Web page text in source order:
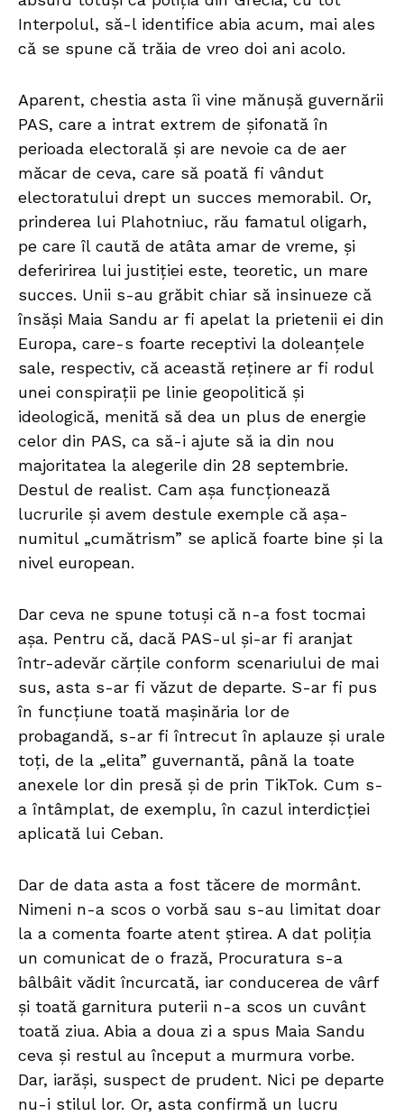
Interpolul, să-l identifice abia acum, mai ales
că se spune că trăia de vreo doi ani acolo.
Aparent, chestia asta îi vine mănușă guvernării
PAS, care a intrat extrem de șifonată în
perioada electorală și are nevoie ca de aer
măcar de ceva, care să poată fi vândut
electoratului drept un succes memorabil. Or,
prinderea lui Plahotniuc, rău famatul oligarh,
pe care îl caută de atâta amar de vreme, și
deferirirea lui justiției este, teoretic, un mare
succes. Unii s-au grăbit chiar să insinueze că
însăși Maia Sandu ar fi apelat la prietenii ei din
Europa, care-s foarte receptivi la doleanțele
sale, respectiv, că această reținere ar fi rodul
unei conspirații pe linie geopolitică și
ideologică, menită să dea un plus de energie
celor din PAS, ca să-i ajute să ia din nou
majoritatea la alegerile din 28 septembrie.
Destul de realist. Cam așa funcționează
lucrurile și avem destule exemple că așa-
numitul „cumătrism” se aplică foarte bine și la
nivel european.
Dar ceva ne spune totuși că n-a fost tocmai
așa. Pentru că, dacă PAS-ul și-ar fi aranjat
într-adevăr cărțile conform scenariului de mai
sus, asta s-ar fi văzut de departe. S-ar fi pus
în funcțiune toată mașinăria lor de
probagandă, s-ar fi întrecut în aplauze și urale
toți, de la „elita” guvernantă, până la toate
anexele lor din presă și de prin TikTok. Cum s-
a întâmplat, de exemplu, în cazul interdicției
aplicată lui Ceban.
Dar de data asta a fost tăcere de mormânt.
Nimeni n-a scos o vorbă sau s-au limitat doar
la a comenta foarte atent știrea. A dat poliția
un comunicat de o frază, Procuratura s-a
bâlbâit vădit încurcată, iar conducerea de vârf
și toată garnitura puterii n-a scos un cuvânt
toată ziua. Abia a doua zi a spus Maia Sandu
ceva și restul au început a murmura vorbe.
Dar, iarăși, suspect de prudent. Nici pe departe
nu-i stilul lor. Or, asta confirmă un lucru